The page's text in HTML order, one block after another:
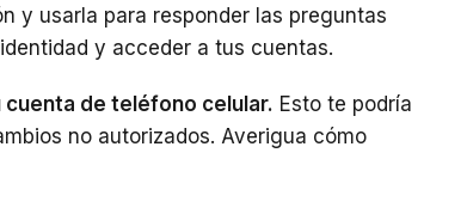
y usarla para responder las preguntas
y acceder a tus cuentas.
cuenta de teléfono celular. Esto te podría
no autorizados. Averigua cómo